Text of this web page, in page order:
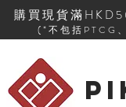
購買現貨滿
(*不包括PTCG